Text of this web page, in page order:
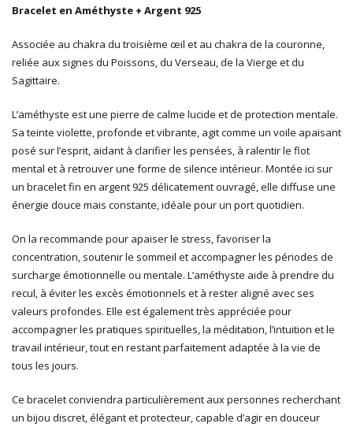
Bracelet en Améthyste + Argent 925
Associée au chakra du troisième œil et au chakra de la couronne,
reliée aux signes du Poissons, du Verseau, de la Vierge et du
Sagittaire.
L’améthyste est une pierre de calme lucide et de protection mentale.
Sa teinte violette, profonde et vibrante, agit comme un voile apaisant
posé sur l’esprit, aidant à clarifier les pensées, à ralentir le flot
mental et à retrouver une forme de silence intérieur. Montée ici sur
un bracelet fin en argent 925 délicatement ouvragé, elle diffuse une
énergie douce mais constante, idéale pour un port quotidien.
On la recommande pour apaiser le stress, favoriser la
concentration, soutenir le sommeil et accompagner les périodes de
surcharge émotionnelle ou mentale. L’améthyste aide à prendre du
recul, à éviter les excès émotionnels et à rester aligné avec ses
valeurs profondes. Elle est également très appréciée pour
accompagner les pratiques spirituelles, la méditation, l’intuition et le
travail intérieur, tout en restant parfaitement adaptée à la vie de
tous les jours.
Ce bracelet conviendra particulièrement aux personnes recherchant
un bijou discret, élégant et protecteur, capable d’agir en douceur